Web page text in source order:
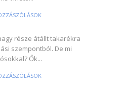
része átállt takarékra
szempontból. De mi
Ők...